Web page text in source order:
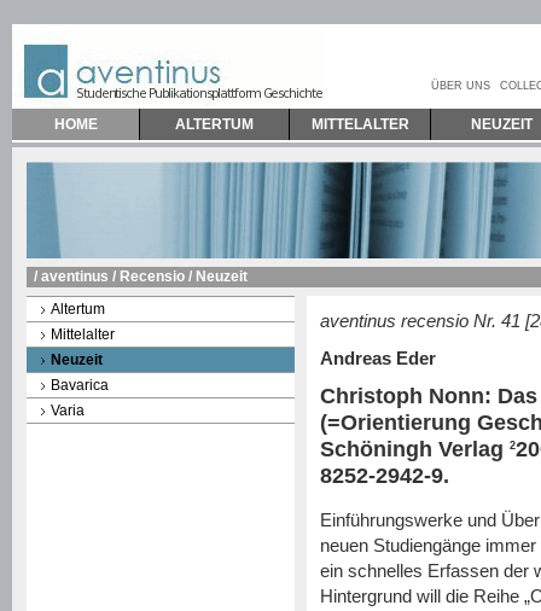
ÜBER UNS
HOME ALTERTUM MITTELALTER NEUZEIT
/ aventinus / Recensio / Neuzeit
Altertum
Mittelalter
Neuzeit
Bavarica
Varia
aventinus recensio Nr. 41
Andreas Eder
Christoph Nonn:
(=Orientierung
Schöningh Verlag 2
8252-2942-9.
Einführungswerke und
neuen Studiengänge
ein schnelles Erfassen der
Hintergrund will die Reihe